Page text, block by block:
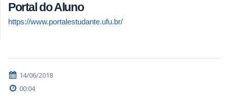
Portal do Aluno
https://www.portalestudante.ufu.br/
14/06/2018
00:04